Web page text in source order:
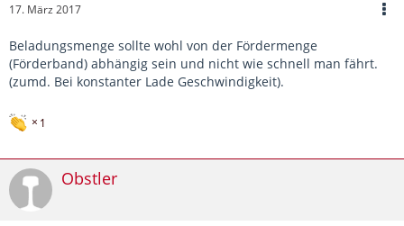
17. März 2017
Beladungsmenge sollte wohl von der Fördermenge
(Förderband) abhängig sein und nicht wie schnell man fährt.
(zumd. Bei konstanter Lade Geschwindigkeit).
1
Obstler